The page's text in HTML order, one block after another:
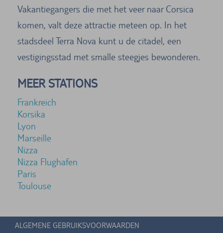
Vakantiegangers die met het veer naar Corsica
komen, valt deze attractie meteen op. In het
stadsdeel Terra Nova kunt u de citadel, een
vestigingsstad met smalle steegjes bewonderen.
MEER STATIONS
Frankreich
Korsika
Lyon
Marseille
Nizza
Nizza Flughafen
Paris
Toulouse
ALGEMENE GEBRUIKSVOORWAARDEN